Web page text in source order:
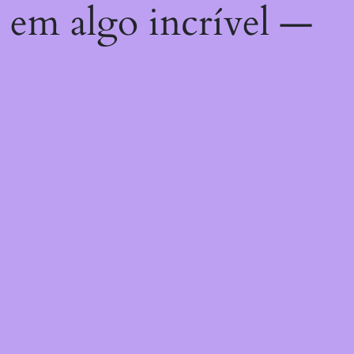
em algo incrível —